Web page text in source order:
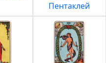
Пентаклей